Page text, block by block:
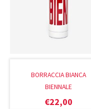
BORRACCIA BIANCA
BIENNALE
€22,00